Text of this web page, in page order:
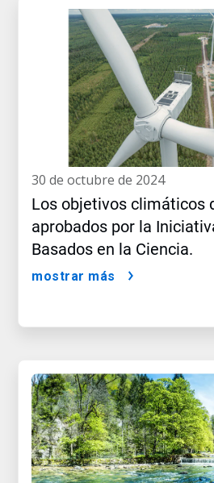
30 de octubre de 2024
Los objetivos climáticos
aprobados por la
Basados en la Ciencia.
mostrar más